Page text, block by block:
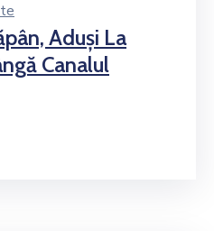
Aduşi La
Canalul